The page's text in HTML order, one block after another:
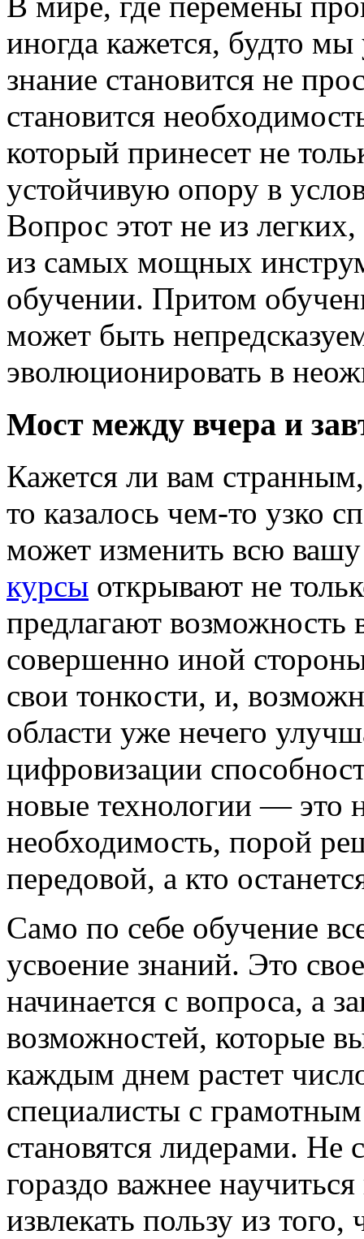
иногда кажется, будто мы
знание становится не
становится
который принесет не
устойчивую опору в
Вопрос этот не из
из самых мощных
обучении. Притом
может быть
эволюционировать в
Мост между вчера и
Кажется ли вам
то казалось чем-то узко
может изменить всю
курсы открывают не
предлагают возможность
совершенно иной
свои тонкости, и,
области уже нечего
цифровизации
новые технологии — это
необходимость, порой
передовой, а кто
Само по себе обучение
усвоение знаний. Это
начинается с вопроса, а
возможностей, которые
каждым днем растет
специалисты с
становятся лидерами. Не
гораздо важнее
извлекать пользу из